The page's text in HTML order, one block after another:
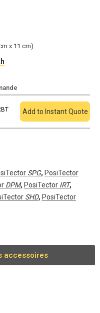
x 11 cm)
Add to Instant Quote
SPG, PosiTector
DPM, PosiTector IRT,
SHD, PosiTector
accessoires